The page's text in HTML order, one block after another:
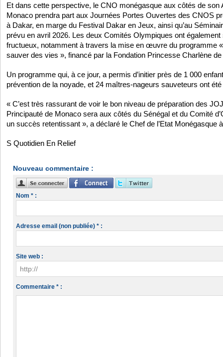
Et dans cette perspective, le CNO monégasque aux côtés de son
Monaco prendra part aux Journées Portes Ouvertes des CNOS
à Dakar, en marge du Festival Dakar en Jeux, ainsi qu’au
prévu en avril 2026. Les deux Comités Olympiques ont également
fructueux, notamment à travers la mise en œuvre du programme
sauver des vies », financé par la Fondation Princesse Charlène
Un programme qui, à ce jour, a permis d’initier près de 1 000
prévention de la noyade, et 24 maîtres-nageurs sauveteurs ont
« C’est très rassurant de voir le bon niveau de préparation des
Principauté de Monaco sera aux côtés du Sénégal et du Comité
un succès retentissant », a déclaré le Chef de l’Etat Monégasque
S Quotidien En Relief
Nouveau commentaire :
Nom * :
Adresse email (non publiée) * :
Site web :
Commentaire * :